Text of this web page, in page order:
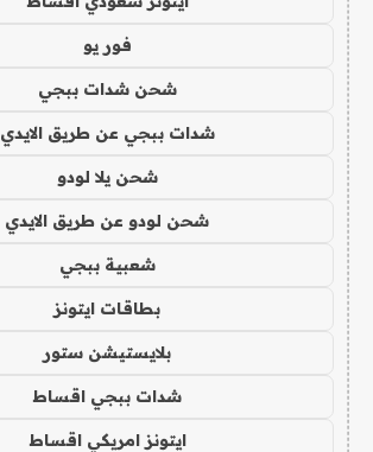
فور يو
شحن شدات ببجي
شدات ببجي عن طريق الايدي
شحن يلا لودو
شحن لودو عن طريق الايدي
شعبية ببجي
بطاقات ايتونز
بلايستيشن ستور
شدات ببجي اقساط
ايتونز امريكي اقساط